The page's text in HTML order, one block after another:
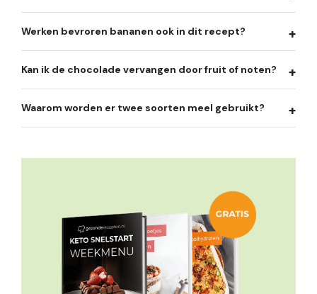
Werken bevroren bananen ook in dit recept?
Kan ik de chocolade vervangen door fruit of noten?
Waarom worden er twee soorten meel gebruikt?